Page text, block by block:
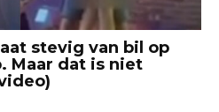
stevig van bil op
Maar dat is niet